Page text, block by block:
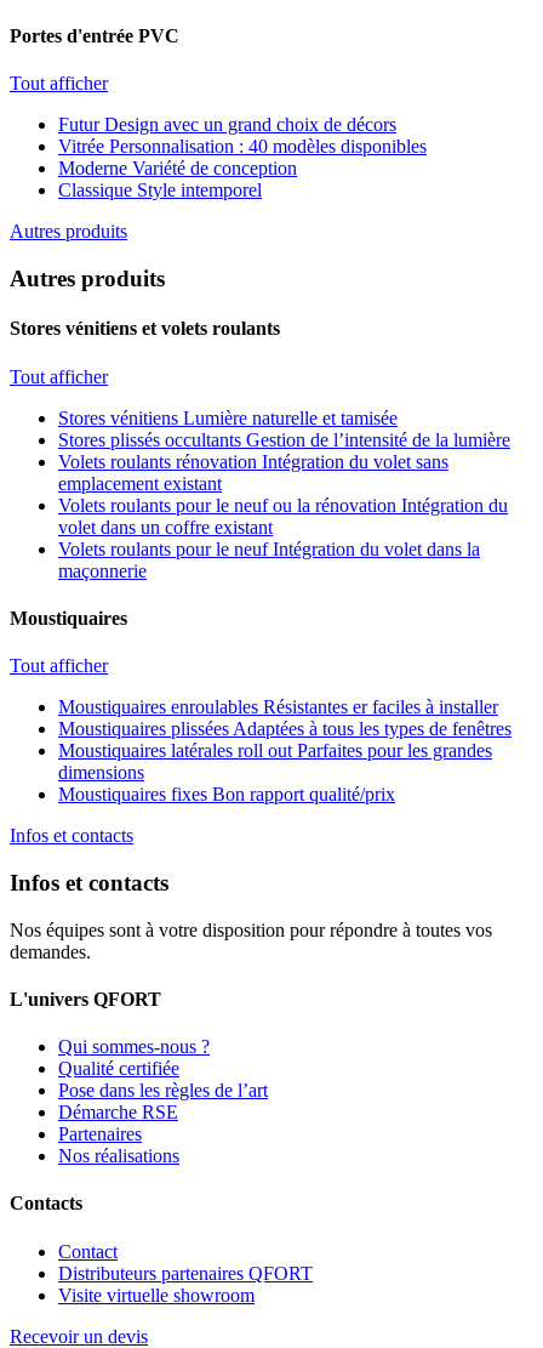
Portes d'entrée PVC
Tout afficher
Futur Design avec un grand choix de décors
Vitrée Personnalisation : 40 modèles disponibles
Moderne Variété de conception
Classique Style intemporel
Autres produits
Autres produits
Stores vénitiens et volets roulants
Tout afficher
Stores vénitiens Lumière naturelle et tamisée
Stores plissés occultants Gestion de l’intensité de la lumière
Volets roulants rénovation Intégration du volet sans
emplacement existant
Volets roulants pour le neuf ou la rénovation Intégration du
volet dans un coffre existant
Volets roulants pour le neuf Intégration du volet dans la
maçonnerie
Moustiquaires
Tout afficher
Moustiquaires enroulables Résistantes er faciles à installer
Moustiquaires plissées Adaptées à tous les types de fenêtres
Moustiquaires latérales roll out Parfaites pour les grandes
dimensions
Moustiquaires fixes Bon rapport qualité/prix
Infos et contacts
Infos et contacts
Nos équipes sont à votre disposition pour répondre à toutes vos
demandes.
L'univers QFORT
Qui sommes-nous ?
Qualité certifiée
Pose dans les règles de l’art
Démarche RSE
Partenaires
Nos réalisations
Contacts
Contact
Distributeurs partenaires QFORT
Visite virtuelle showroom
Recevoir un devis